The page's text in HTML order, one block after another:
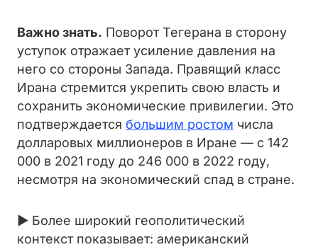
Важно знать. Поворот Тегерана в сторону
уступок отражает усиление давления на
него со стороны Запада. Правящий класс
Ирана стремится укрепить свою власть и
сохранить экономические привилегии. Это
подтверждается большим ростом числа
долларовых миллионеров в Иране — с 142
000 в 2021 году до 246 000 в 2022 году,
несмотря на экономический спад в стране.
► Более широкий геополитический
контекст показывает: американский